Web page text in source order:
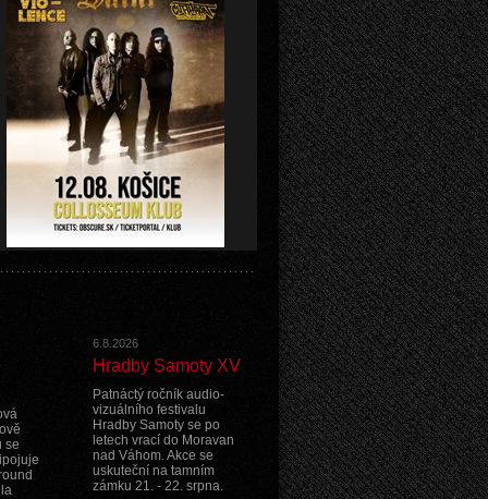
se
6.8.2026
Hradby Samoty XV
Patnáctý ročník audio-
vizuálního festivalu
Hradby Samoty se po
letech vrací do Moravan
nad Váhom. Akce se
uskuteční na tamním
zámku 21. - 22. srpna.